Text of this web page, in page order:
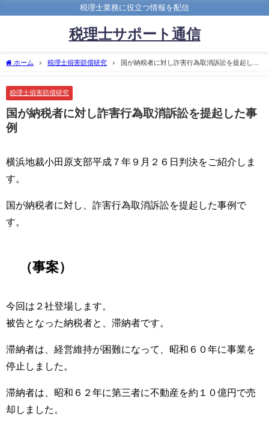
税理士業務に役立つ情報を配信
税理士サポート通信
ホーム 税理士損害賠償研究
国が納税者に対し詐害行為取消訴訟を提起した
税理士損害賠償研究
国が納税者に対し詐害行為取消訴訟を提起した事
例
横浜地裁小田原支部平成７年９月２６日判決をご紹介しま
す。
国が納税者に対し、詐害行為取消訴訟を提起した事例で
す。
（事案）
今回は２社登場します。
被告となった納税者と、滞納者です。
滞納者は、経営維持が困難になって、昭和６０年に事業を
停止しました。
滞納者は、昭和６２年に第三者に不動産を約１０億円で売
却しました。